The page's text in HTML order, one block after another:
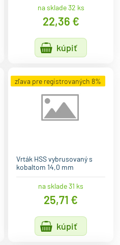
na sklade 32 ks
22,36 €
kúpiť
zľava pre registrovaných 8%
Vrták HSS vybrusovaný s
kobaltom 14,0 mm
na sklade 31 ks
25,71 €
kúpiť